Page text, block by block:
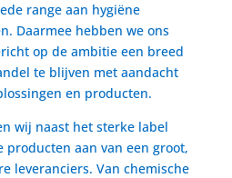
range aan hygiëne
Daarmee hebben we ons
op de ambitie een breed
te blijven met aandacht
en producten.
wij naast het sterke label
producten aan van een groot,
leveranciers. Van chemische